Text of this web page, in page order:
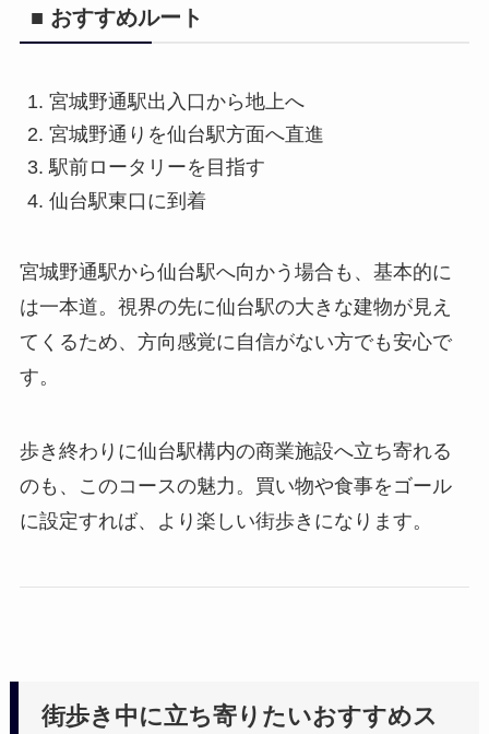
■ おすすめルート
宮城野通駅出入口から地上へ
宮城野通りを仙台駅方面へ直進
駅前ロータリーを目指す
仙台駅東口に到着
宮城野通駅から仙台駅へ向かう場合も、基本的に
は一本道。視界の先に仙台駅の大きな建物が見え
てくるため、方向感覚に自信がない方でも安心で
す。
歩き終わりに仙台駅構内の商業施設へ立ち寄れる
のも、このコースの魅力。買い物や食事をゴール
に設定すれば、より楽しい街歩きになります。
街歩き中に立ち寄りたいおすすめス